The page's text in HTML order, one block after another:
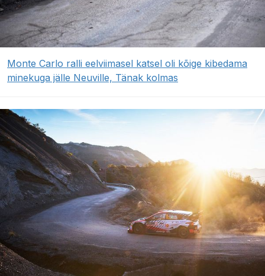
Monte Carlo ralli eelviimasel katsel oli kõige kibedama
minekuga jälle Neuville, Tänak kolmas